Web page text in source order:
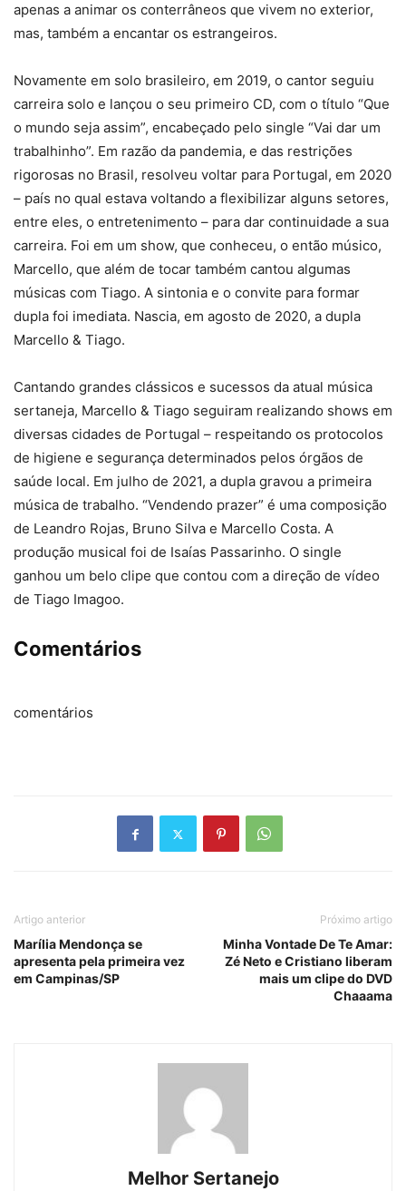
apenas a animar os conterrâneos que vivem no exterior,
mas, também a encantar os estrangeiros.
Novamente em solo brasileiro, em 2019, o cantor seguiu
carreira solo e lançou o seu primeiro CD, com o título “Que
o mundo seja assim”, encabeçado pelo single “Vai dar um
trabalhinho”. Em razão da pandemia, e das restrições
rigorosas no Brasil, resolveu voltar para Portugal, em 2020
– país no qual estava voltando a flexibilizar alguns setores,
entre eles, o entretenimento – para dar continuidade a sua
carreira. Foi em um show, que conheceu, o então músico,
Marcello, que além de tocar também cantou algumas
músicas com Tiago. A sintonia e o convite para formar
dupla foi imediata. Nascia, em agosto de 2020, a dupla
Marcello & Tiago.
Cantando grandes clássicos e sucessos da atual música
sertaneja, Marcello & Tiago seguiram realizando shows em
diversas cidades de Portugal – respeitando os protocolos
de higiene e segurança determinados pelos órgãos de
saúde local. Em julho de 2021, a dupla gravou a primeira
música de trabalho. “Vendendo prazer” é uma composição
de Leandro Rojas, Bruno Silva e Marcello Costa. A
produção musical foi de Isaías Passarinho. O single
ganhou um belo clipe que contou com a direção de vídeo
de Tiago Imagoo.
Comentários
comentários
Artigo anterior
Marília Mendonça se
apresenta pela primeira vez
em Campinas/SP
Próximo artigo
Minha Vontade De Te Amar:
Zé Neto e Cristiano liberam
mais um clipe do DVD
Chaaama
Melhor Sertanejo